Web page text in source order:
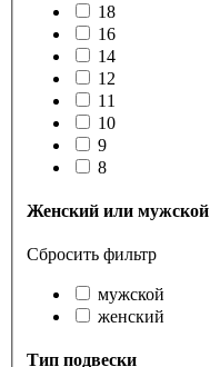
18
16
14
12
11
10
9
8
Женский или мужской
Сбросить фильтр
мужской
женский
Тип подвески